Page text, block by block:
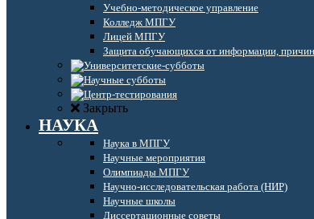
Учебно-методическое управление
Колледж МПГУ
Лицей МПГУ
Защита обучающихся от информации,
Закрыть
НАУКА
Наука в МПГУ
Научные мероприятия
Олимпиады МПГУ
Научно-исследовательская работа (НИР)
Научные школы
Диссертационные советы